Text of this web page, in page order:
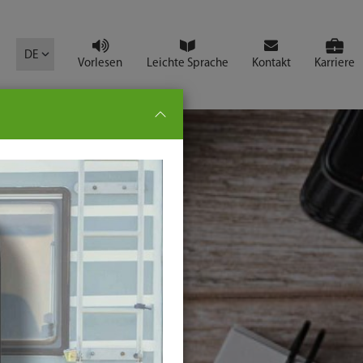
DE
Vorlesen Leichte Sprache Kontakt Karriere